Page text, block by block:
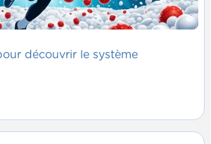
découvrir le système